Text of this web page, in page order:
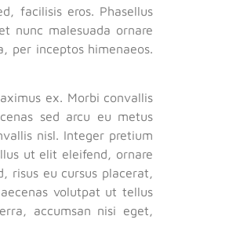
facilisis eros. Phasellus
nunc malesuada ornare
per inceptos himenaeos.
ex. Morbi convallis
sed arcu eu metus
nisl. Integer pretium
ut elit eleifend, ornare
risus eu cursus placerat,
volutpat ut tellus
accumsan nisi eget,